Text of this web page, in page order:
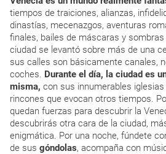
tiempos de traiciones, alianzas,
dinastías, mecenazgos, aventuras
finales, bailes de máscaras y
ciudad se levantó sobre más de una
sus calles son básicamente canales,
coches. Durante el día, la ciudad es
misma, con sus innumerables
rincones que evocan otros tiempos.
quedan fuerzas para descubrir la
descubrirás otra cara de la ciudad,
enigmática. Por una noche, fúndete
de sus góndolas, acompaña con